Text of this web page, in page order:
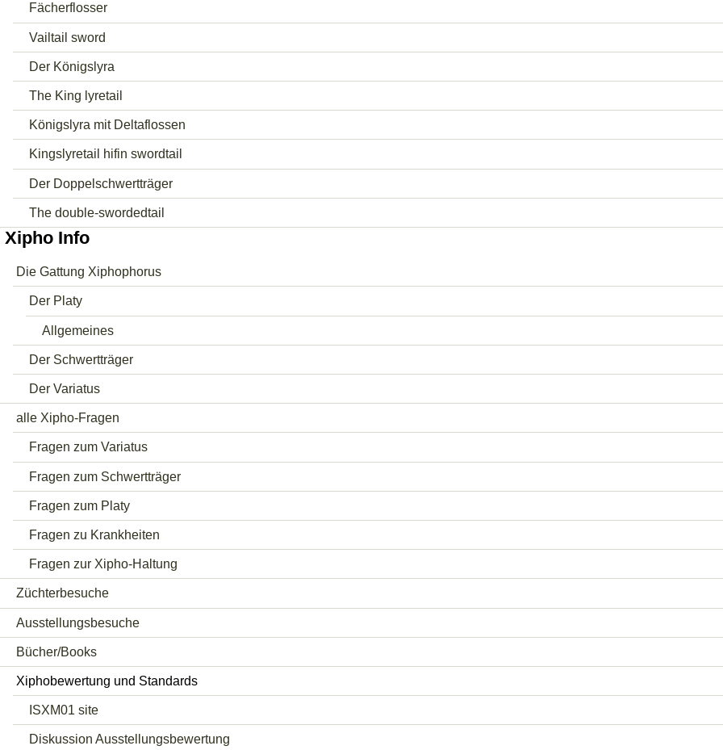
Fächerflosser
Vailtail sword
Der Königslyra
The King lyretail
Königslyra mit Deltaflossen
Kingslyretail hifin swordtail
Der Doppelschwertträger
The double-swordedtail
Xipho Info
Die Gattung Xiphophorus
Der Platy
Allgemeines
Der Schwertträger
Der Variatus
alle Xipho-Fragen
Fragen zum Variatus
Fragen zum Schwertträger
Fragen zum Platy
Fragen zu Krankheiten
Fragen zur Xipho-Haltung
Züchterbesuche
Ausstellungsbesuche
Bücher/Books
Xiphobewertung und Standards
ISXM01 site
Diskussion Ausstellungsbewertung